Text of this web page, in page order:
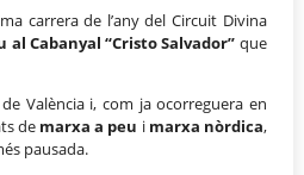
carrera de l’any del Circuit Divina
al Cabanyal “Cristo Salvador” que
València i, com ja ocorreguera en
de marxa a peu imarxa nòrdica,
pausada.